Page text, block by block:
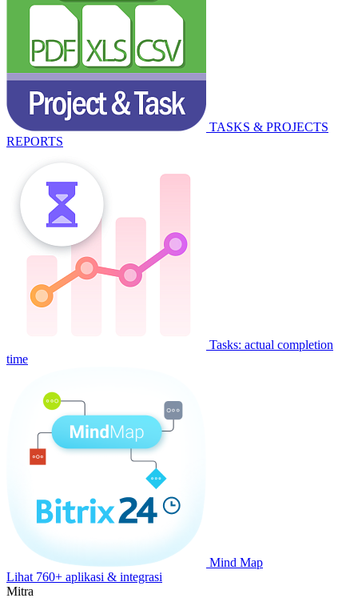
TASKS & PROJECTS
REPORTS
Tasks: actual completion
time
Mind Map
Lihat 760+ aplikasi & integrasi
Mitra